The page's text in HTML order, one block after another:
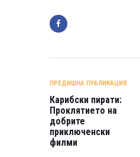
ПРЕДИШНА ПУБЛИКАЦИЯ
Карибски пирати:
Проклятието на
добрите
приключенски
филми